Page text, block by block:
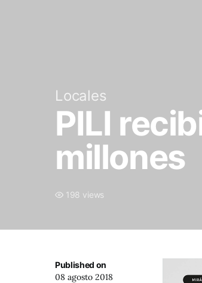
Locales
PILI
millones
198 views
Published on
08 agosto 2018